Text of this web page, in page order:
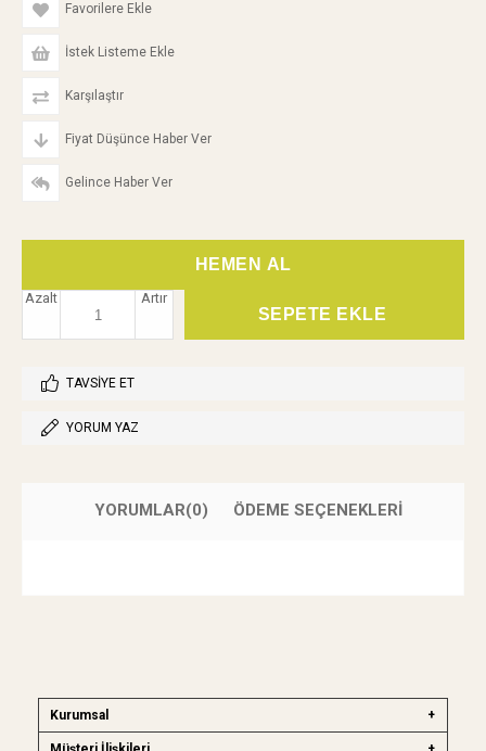
Favorilere Ekle
İstek Listeme Ekle
Karşılaştır
Fiyat Düşünce Haber Ver
Gelince Haber Ver
Artır
Azalt
TAVSIYE ET
YORUM YAZ
YORUMLAR(0) ÖDEME SEÇENEKLERI
Kurumsal